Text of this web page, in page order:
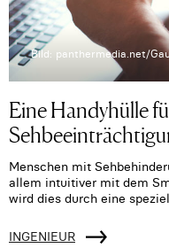
Bild: panthermedia.net/
Eine Handyhülle
Menschen mit
allem intuitiver mit dem
wird dies durch eine
INGENIEUR